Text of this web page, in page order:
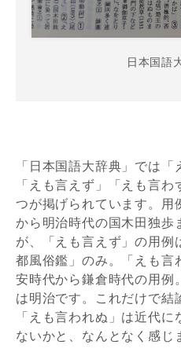
日本国語
「日本国語大辞典」では
「えも言えず」「えも言
つが掲げられています。用
から明治時代の国木田独歩
が、「えも言えず」の用例
都風俗鑑」のみ。「えも言
安時代から鎌倉時代の用例
は明治です。これだけで結
「えも言われぬ」は近代
ないかと、なんとなく感じ